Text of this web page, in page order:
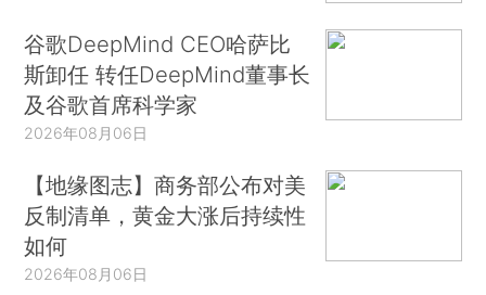
谷歌DeepMind CEO哈萨比
斯卸任 转任DeepMind董事长
及谷歌首席科学家
2026年08月06日
【地缘图志】商务部公布对美
反制清单，黄金大涨后持续性
如何
2026年08月06日